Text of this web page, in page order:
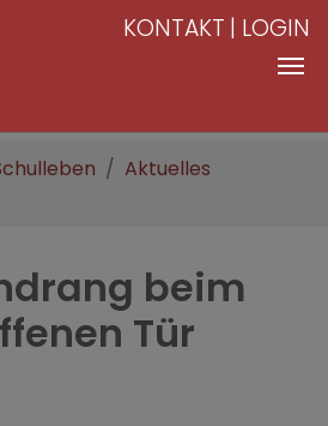
KONTAKT LOGIN
Aktuelles
beim
Tür